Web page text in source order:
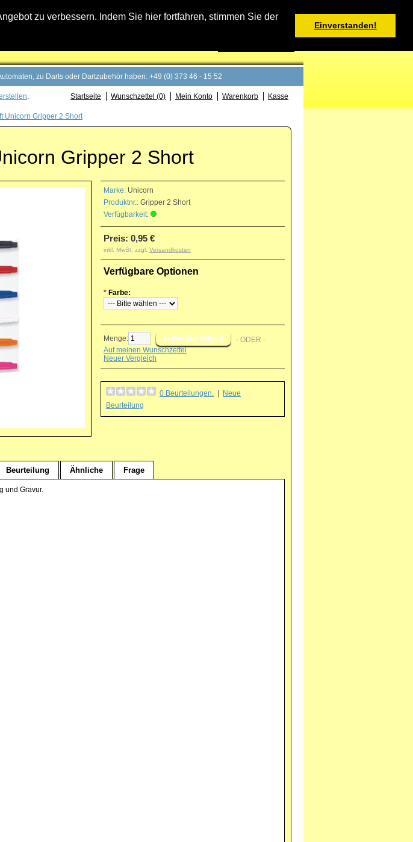
zu verbessern. Indem Sie hier fortfahren, stimmen Sie der
Einverstanden!
Warenkorb
zu Darts oder Dartzubehör haben: +49 (0) 373 46 - 15 52
. Startseite Wunschzettel (0) Mein Konto Warenkorb Kasse
Unicorn Gripper 2 Short
Gripper 2 Short
Marke: Unicorn
Produktnr.: Gripper 2 Short
Verfügbarkeit:
Preis: 0,95 €
inkl. MwSt, zzgl. Versandkosten
Verfügbare Optionen
* Farbe:
Menge:
- ODER -
Auf meinen Wunschzettel
Neuer Vergleich
0 Beurteilungen.
Neue
Beurteilung
Beurteilung Ähnliche Frage
und Gravur.